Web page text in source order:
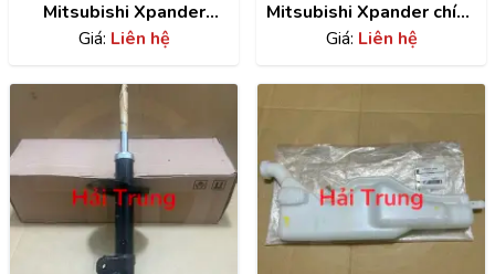
Mitsubishi Xpander
2018-2022 chính hãng
Giá: Liên hệ
Mitsubishi Xpander chính
hãng 4060A575 ,
Giá: Liên hệ